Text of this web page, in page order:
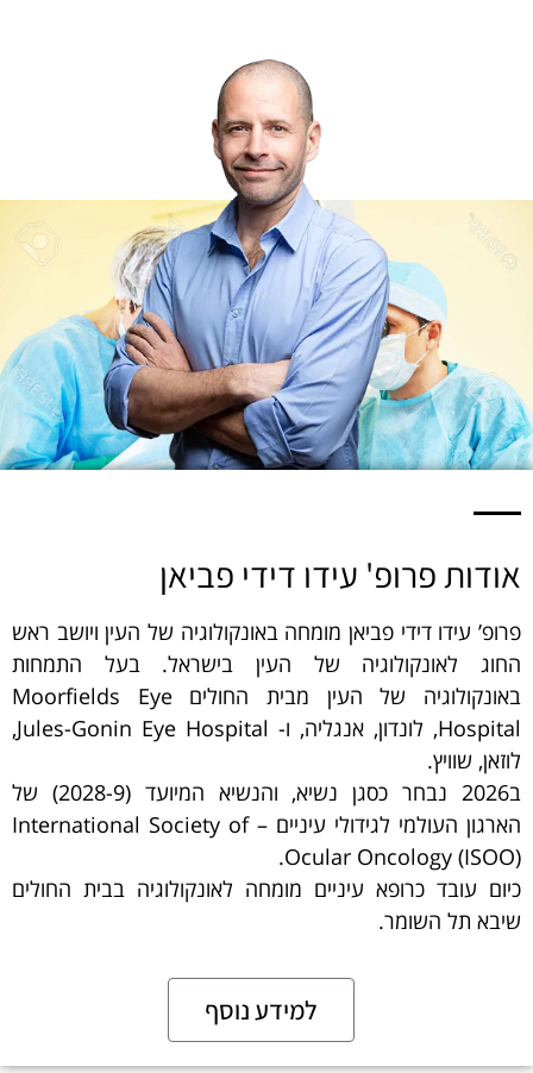
אודות פרופ' עידו דידי פביאן
פרופ’ עידו דידי פביאן מומחה באונקולוגיה של העין ויושב ראש
החוג לאונקולוגיה של העין בישראל. בעל התמחות
באונקולוגיה של העין מבית החולים Moorfields Eye
Hospital, לונדון, אנגליה, ו- Jules-Gonin Eye Hospital,
לוזאן, שוויץ.
ב2026 נבחר כסגן נשיא, והנשיא המיועד (2028-9) של
הארגון העולמי לגידולי עיניים – International Society of
Ocular Oncology (ISOO).
כיום עובד כרופא עיניים מומחה לאונקולוגיה בבית החולים
שיבא תל השומר.
למידע נוסף